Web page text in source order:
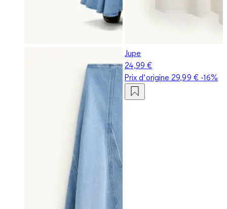
Jupe
24,99 €
Prix d‘origine 29,99 €-16%